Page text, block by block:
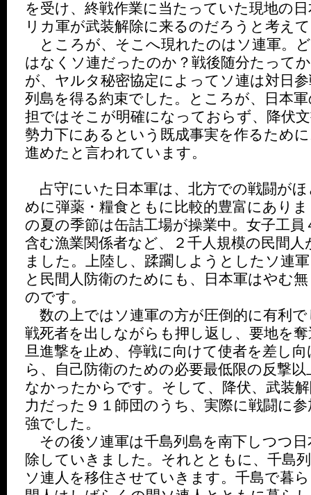
を受け、終戦作業に当たっていた現地の
リカ軍が武装解除に来るのだろうと考え
ところが、そこへ現れたのはソ連軍。
はなくソ連だったのか？戦後随分たって
が、ヤルタ秘密協定によってソ連は対日
列島を得る約束でした。ところが、日本
担ではそこが明確になっておらず、降伏
勢力下にあるという既成事実を作るため
進めたと言われています。
占守にいた日本軍は、北方での戦闘が
めに弾薬・糧食ともに比較的豊富にあり
の夏の季節は缶詰工場が操業中。女子工員
含む漁業関係者など、２千人規模の民間
ました。上陸し、蹂躙しようとしたソ連
と民間人防衛のためにも、日本軍はやむ
のです。
数の上ではソ連軍の方が圧倒的に有利で
戦死者を出しながらも押し返し、要地を
旦進撃を止め、停戦に向けて使者を差し
ら、自己防衛のための必要最低限の反撃
なかったからです。そして、降伏、武装
力だった９１師団のうち、実際に戦闘に
強でした。
その後ソ連軍は千島列島を南下しつつ日
除していきました。それとともに、千島
ソ連人を移住させていきます。千島で暮